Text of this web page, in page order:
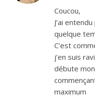
Coucou,
J’ai
quelque
C’est
j’en suis
débute
maximum